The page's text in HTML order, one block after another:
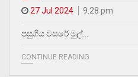
27 Jul 2024 9.28 pm
පසුගිය වසරේ මුල්…
CONTINUE READING